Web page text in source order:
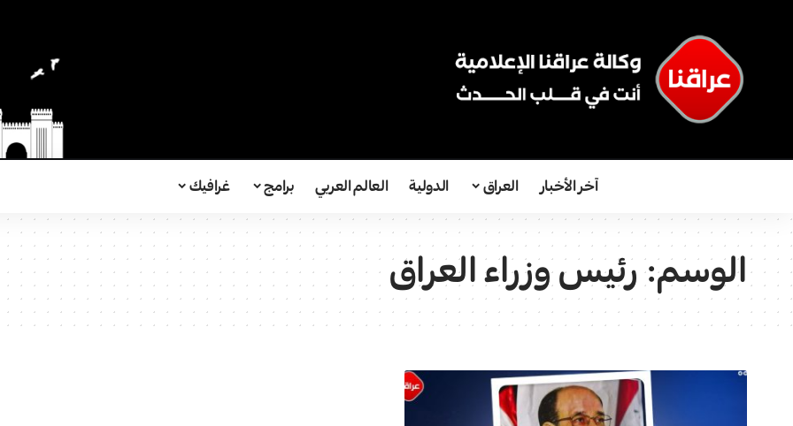
آخر الأخبار العراق الدولية العالم العربي برامج غرافيك
الوسم:رئیس وزراء العراق